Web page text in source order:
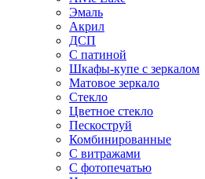
Эмаль
Акрил
ДСП
С патиной
Шкафы-купе с зеркалом
Матовое зеркало
Стекло
Цветное стекло
Пескоструй
Комбинированные
С витражами
С фотопечатью